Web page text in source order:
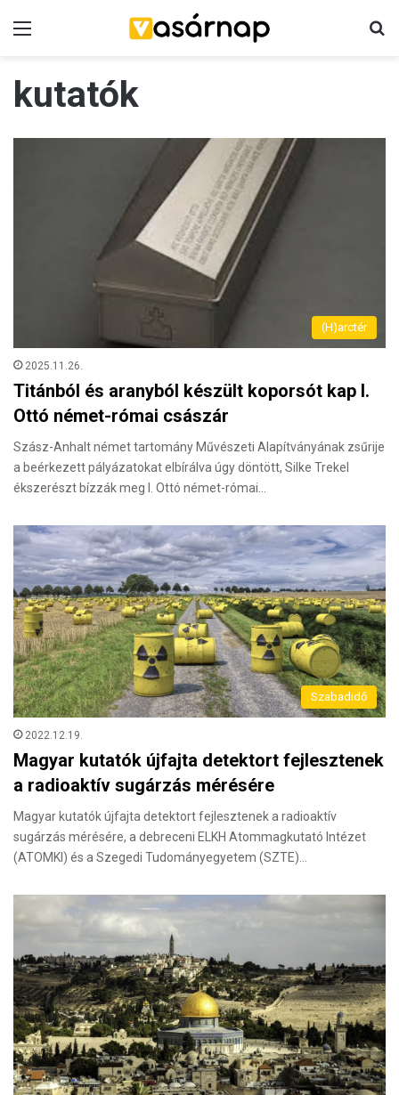
kutatók
(H)arctér
2025.11.26.
Titánból és aranyból készült koporsót kap I.
Ottó német-római császár
Szász-Anhalt német tartomány Művészeti Alapítványának zsűrije
a beérkezett pályázatokat elbírálva úgy döntött, Silke Trekel
ékszerészt bízzák meg I. Ottó német-római…
Szabadidő
2022.12.19.
Magyar kutatók újfajta detektort fejlesztenek
a radioaktív sugárzás mérésére
Magyar kutatók újfajta detektort fejlesztenek a radioaktív
sugárzás mérésére, a debreceni ELKH Atommagkutató Intézet
(ATOMKI) és a Szegedi Tudományegyetem (SZTE)…